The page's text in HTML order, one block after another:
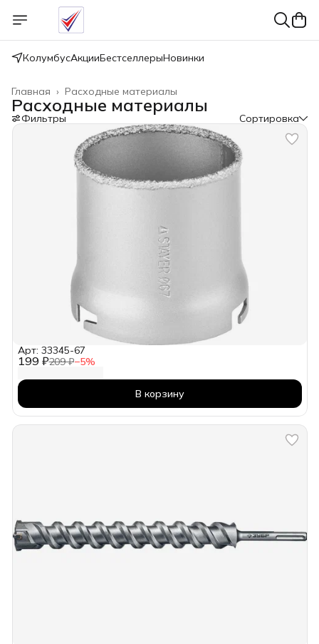
КолумбусАкцииБестселлерыНовинки
Расходные материалы
Главная ›
Расходные материалы
Фильтры Сортировка
199 ₽209 ₽−5%
Арт: 33345-67
В корзину